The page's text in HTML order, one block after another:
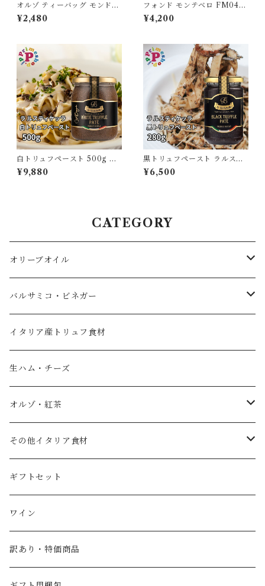
オルゾ ティーバッグ モンド種
有機 20袋入り プライム オル
ヅォ PRIME フードアドベン
¥2,480
フォンド モンテベロ FM04
モデナ産バルサミコ 250ml I
GP認定 6年熟成 有機栽培 濃
¥4,200
白トリュフペースト 500g ポ
ルチーニ入り トリュフソース
ラルスティケッラ イタリア La
¥9,880
黒トリュフペースト ラルステ
ィケッラ 280g ポルチーニ入
り トリュフソース イタリア L
¥6,500
CATEGORY
オリーブオイル
エキストラバージンオリーブオイル
フレーバーオイル
ノベッロ（秋の新油）
ピュアオリーブオイル
国産エキストラバージンオリーブオイル
バルサミコ・ビネガー
黒バルサミコ
白バルサミコ
ピンク（ロゼ）バルサミコ
その他調味料（コンディメント）
スペイン産ワインビネガー
イタリア産ワインビネガー
イタリア産トリュフ食材
生ハム・チーズ
オルゾ・紅茶
コーヒー豆
紅茶・ハーブティー
その他イタリア食材
トマト
塩
パスタ
ギフトセット
ワイン
訳あり・特価商品